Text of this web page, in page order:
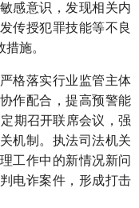
感意识，发现相关内
传授犯罪技能等不良
施。
格落实行业监管主体
作配合，提高预警能
期召开联席会议，强
机制。执法司法机关
工作中的新情况新问
电诈案件，形成打击